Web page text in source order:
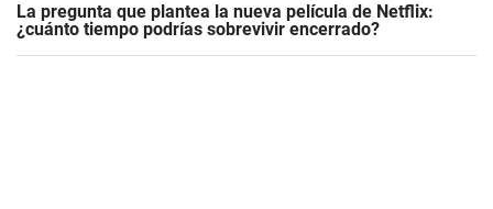
La pregunta que plantea la nueva película de Netflix:
¿cuánto tiempo podrías sobrevivir encerrado?